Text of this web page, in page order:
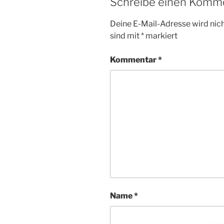
Deine E-Mail-Adresse wird
sind mit* markiert
Kommentar*
Name*